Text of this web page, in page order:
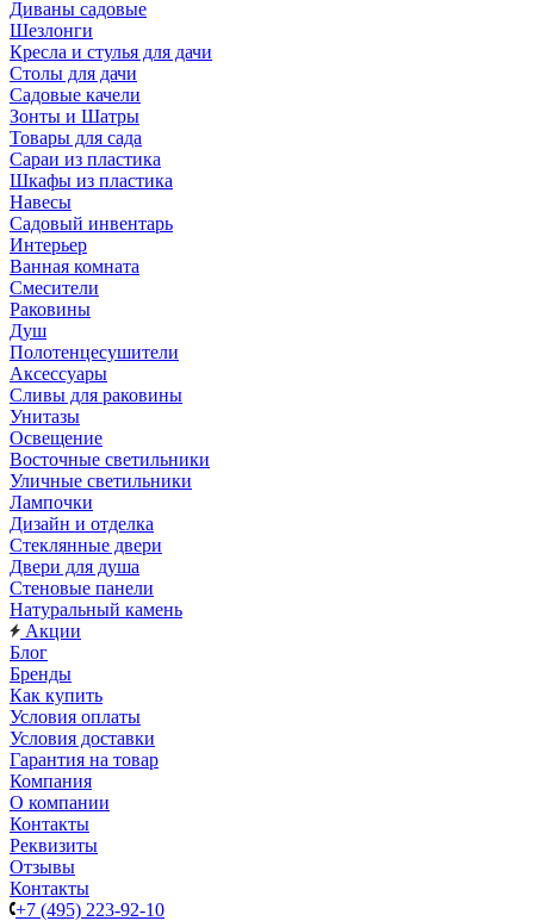
Диваны садовые
Шезлонги
Кресла и стулья для дачи
Столы для дачи
Садовые качели
Зонты и Шатры
Товары для сада
Сараи из пластика
Шкафы из пластика
Навесы
Садовый инвентарь
Интерьер
Ванная комната
Смесители
Раковины
Душ
Полотенцесушители
Аксессуары
Сливы для раковины
Унитазы
Освещение
Восточные светильники
Уличные светильники
Лампочки
Дизайн и отделка
Стеклянные двери
Двери для душа
Стеновые панели
Натуральный камень
Акции
Блог
Бренды
Как купить
Условия оплаты
Условия доставки
Гарантия на товар
Компания
О компании
Контакты
Реквизиты
Отзывы
Контакты
+7 (495) 223-92-10